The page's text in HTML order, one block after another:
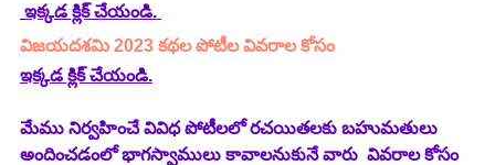
ఇక్కడ క్లిక్ చేయండి.
విజయదశమి 2023 కథల పోటీల వివరాల కోసం
ఇక్కడ క్లిక్ చేయండి.
మేము నిర్వహించే వివిధ పోటీలలో రచయితలకు బహుమతులు
అందించడంలో భాగస్వాములు కావాలనుకునే వారు  వివరాల కోసం